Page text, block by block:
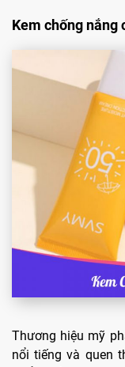
Kem chống nắng
Thương hiệu mỹ
nổi tiếng và quen